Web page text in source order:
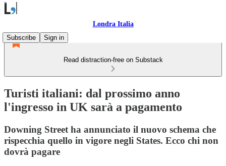
Londra Italia
Subscribe
Sign in
Read distraction-free on Substack
Turisti italiani: dal prossimo anno
l'ingresso in UK sarà a pagamento
Downing Street ha annunciato il nuovo schema che
rispecchia quello in vigore negli States. Ecco chi non
dovrà pagare